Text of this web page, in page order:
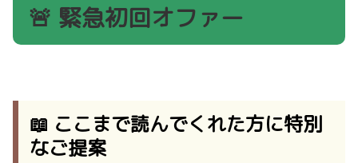
🚨 緊急初回オファー
📖 ここまで読んでくれた方に特別
なご提案